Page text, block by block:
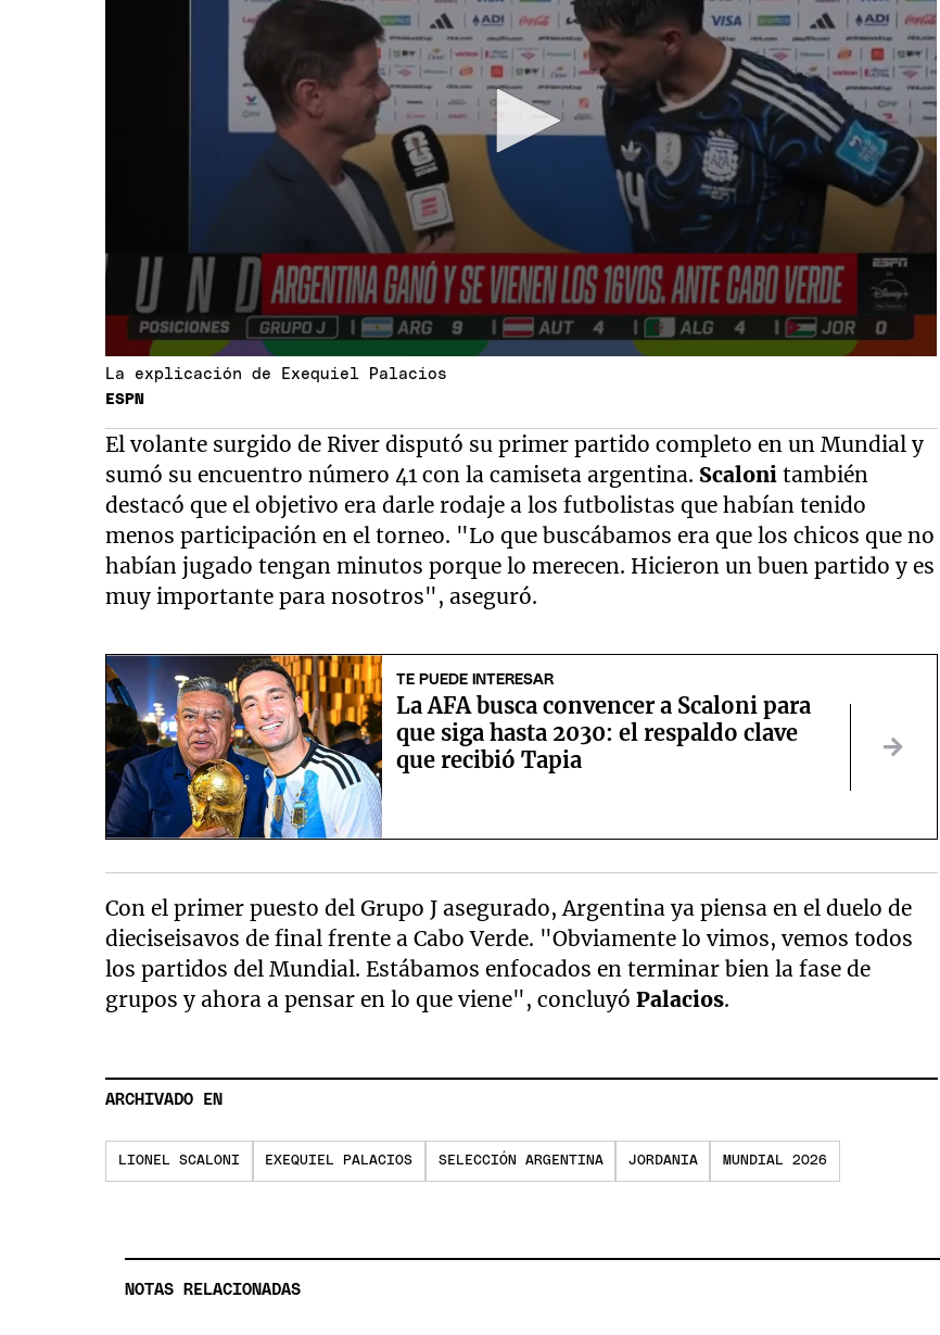
La explicación de Exequiel Palacios
ESPN
El volante surgido de River disputó su primer partido completo en un Mundial y
sumó su encuentro número 41 con la camiseta argentina. Scaloni también
destacó que el objetivo era darle rodaje a los futbolistas que habían tenido
menos participación en el torneo. "Lo que buscábamos era que los chicos que no
habían jugado tengan minutos porque lo merecen. Hicieron un buen partido y es
muy importante para nosotros", aseguró.
TE PUEDE INTERESAR
La AFA busca convencer a Scaloni para
que siga hasta 2030: el respaldo clave
que recibió Tapia
Con el primer puesto del Grupo J asegurado, Argentina ya piensa en el duelo de
dieciseisavos de final frente a Cabo Verde. "Obviamente lo vimos, vemos todos
los partidos del Mundial. Estábamos enfocados en terminar bien la fase de
grupos y ahora a pensar en lo que viene", concluyóPalacios.
ARCHIVADO EN
LIONEL SCALONI EXEQUIEL PALACIOS SELECCIÓN ARGENTINA JORDANIA MUNDIAL 2026
NOTAS RELACIONADAS